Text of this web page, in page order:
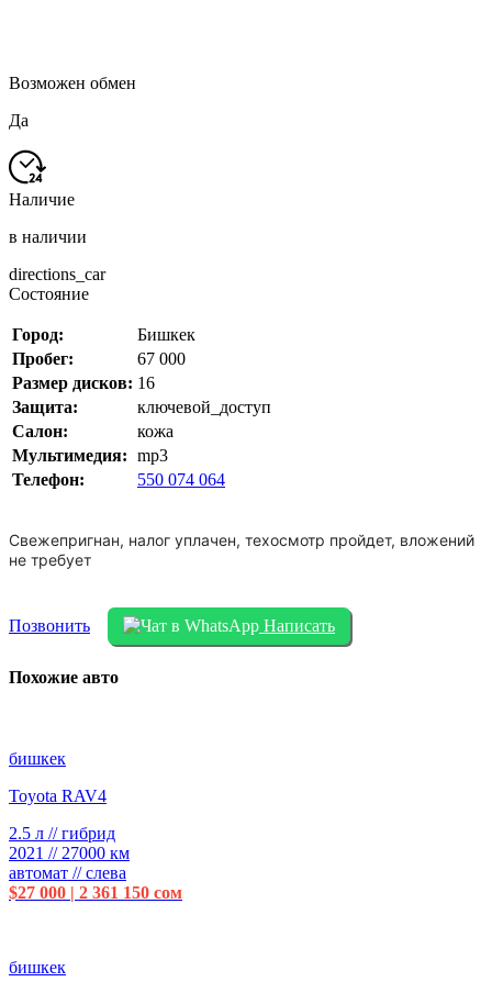
Возможен обмен
Да
Наличие
в наличии
directions_car
Состояние
Город:
Бишкек
Пробег:
67 000
Размер дисков: 16
Защита:
ключевой_доступ
Салон:
кожа
Мультимедия: mp3
Телефон:
550 074 064
Свежепригнан, налог уплачен, техосмотр пройдет, вложений
не требует
Позвонить Написать
Похожие авто
бишкек
Toyota RAV4
2.5 л // гибрид
2021 // 27000 км
автомат // слева
$27 000 | 2 361 150 сом
бишкек